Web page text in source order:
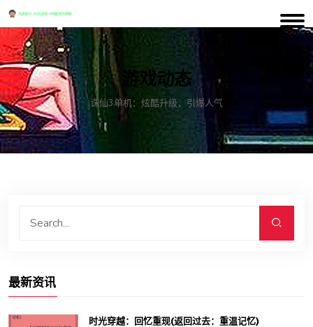
游戏动态
诛仙3单机：炫酷升级，引爆人气
最新资讯
时光穿越：回忆重现(返回过去：重温记忆)